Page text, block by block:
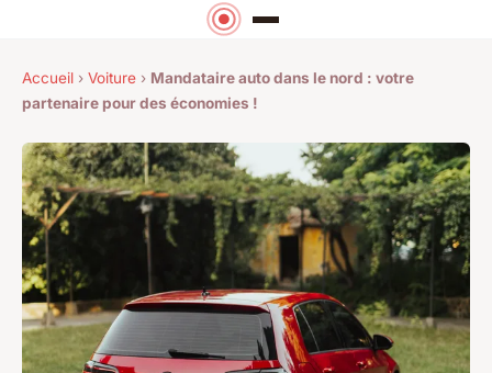
Accueil › Voiture › Mandataire auto dans le nord : votre
partenaire pour des économies !